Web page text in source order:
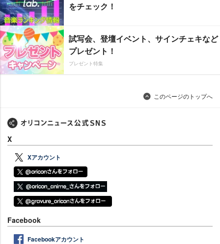
をチェック！
試写会、登壇イベント、サインチェキなど
プレゼント！
プレゼント特集
このページのトップへ
X
Xアカウント
Facebook
Facebookアカウント